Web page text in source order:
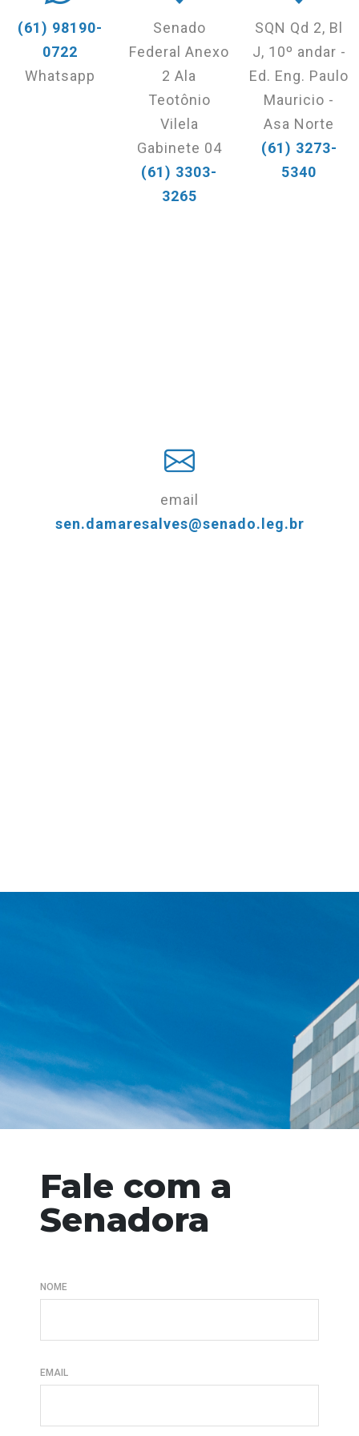
(61) 98190-
0722
Whatsapp
Senado
Federal Anexo
2 Ala
Teotônio
Vilela
Gabinete 04
(61) 3303-
3265
SQN Qd 2, Bl
J, 10º andar -
Ed. Eng. Paulo
Mauricio -
Asa Norte
(61) 3273-
5340
email
sen.damaresalves@senado.leg.br
Fale com a
Senadora
NOME
EMAIL